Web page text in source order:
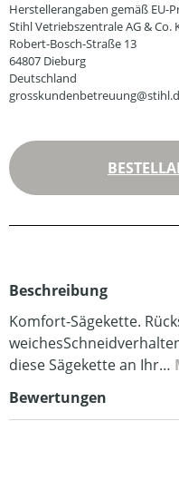
Herstellerangaben gemäß EU-
Stihl Vetriebszentrale AG & Co.
Robert-Bosch-Straße 13
64807 Dieburg
Deutschland
Beschreibung
Komfort-Sägekette.
diese Sägekette an Ihr…
Bewertungen